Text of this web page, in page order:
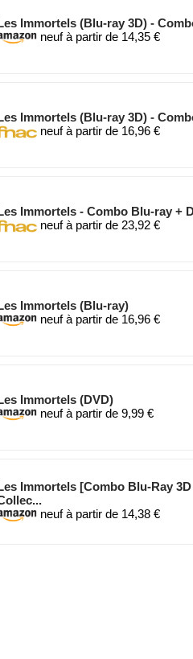
Immortels (Blu-ray 3D) -
neuf à partir de 14,35 €
Immortels (Blu-ray 3D) -
neuf à partir de 16,96 €
Immortels - Combo Blu-ray +
neuf à partir de 23,92 €
Immortels (Blu-ray)
neuf à partir de 16,96 €
Immortels (DVD)
neuf à partir de 9,99 €
Immortels [Combo Blu-Ray
neuf à partir de 14,38 €